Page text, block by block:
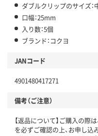
ダブルクリップのサイズ：
口幅：25mm
入り数：5個
ブランド：コクヨ
JANコード
4901480417271
備考（ご注意）
【返品について】ご購入の際
を必ずご確認の上、お申し込